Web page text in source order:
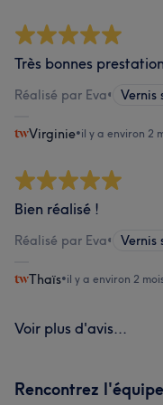
Très bonnes
Réalisé par Eva• Vernis
Virginie•il y a environ 2
Bien réalisé !
Réalisé par Eva• Vernis
Thaïs•il y a environ 2
Voir plus d'avis...
Rencontrez l'équipe